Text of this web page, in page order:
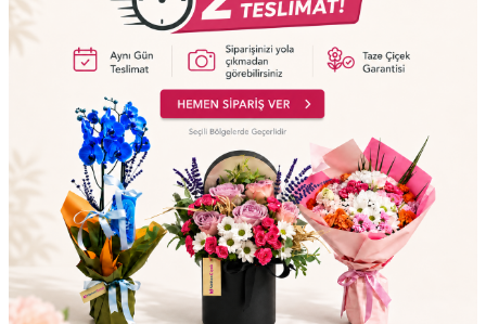
Ödeme Bllgileri
testt